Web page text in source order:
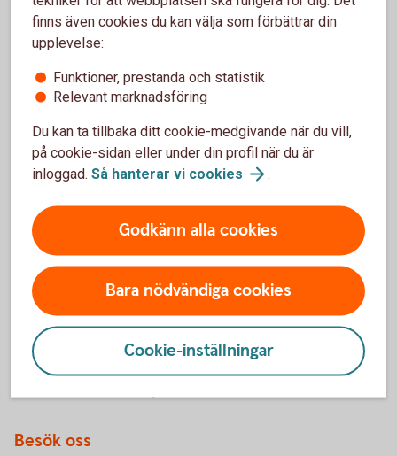
1 sept Investeringsstrategi
6 okt
3 nov Månadsuppdatering
1 dec Investeringsstrategi
Kontakta oss
Privatkund
Ring 0771-12 2000
Företagskund
Besök oss
finns även cookies du kan välja som förbättrar din
upplevelse:
Funktioner, prestanda och statistik
Relevant marknadsföring
Du kan ta tillbaka ditt cookie-medgivande när du vill,
på cookie-sidan eller under din profil när du är
inloggad. Så hanterar vi cookies .
Godkänn alla cookies
Bara nödvändiga cookies
Cookie-inställningar